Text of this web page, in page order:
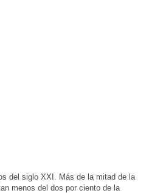
del siglo XXI. Más de la mitad de la
menos del dos por ciento de la